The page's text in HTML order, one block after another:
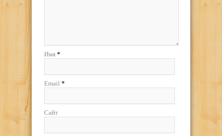
Имя *
Email *
Сайт